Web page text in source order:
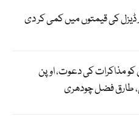
ڈیزل کی قیمتوں میں کمی کر دی
کو مذاکرات کی دعوت، اوپن
طارق فضل چودھری